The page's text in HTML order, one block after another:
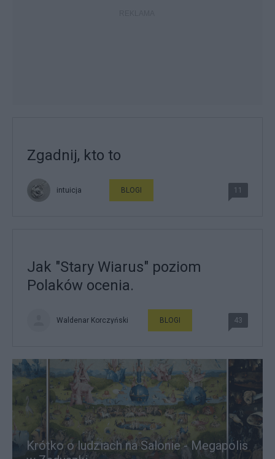
Zgadnij, kto to
intuicja BLOGI 11
Jak "Stary Wiarus" poziom
Polaków ocenia.
Waldenar Korczyński BLOGI 43
Krótko o ludziach na Salonie - Megapolis